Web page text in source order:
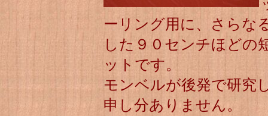
ーリング用に、さらな
した９０センチほどの
ットです。
モンベルが後発で研究
申し分ありません。